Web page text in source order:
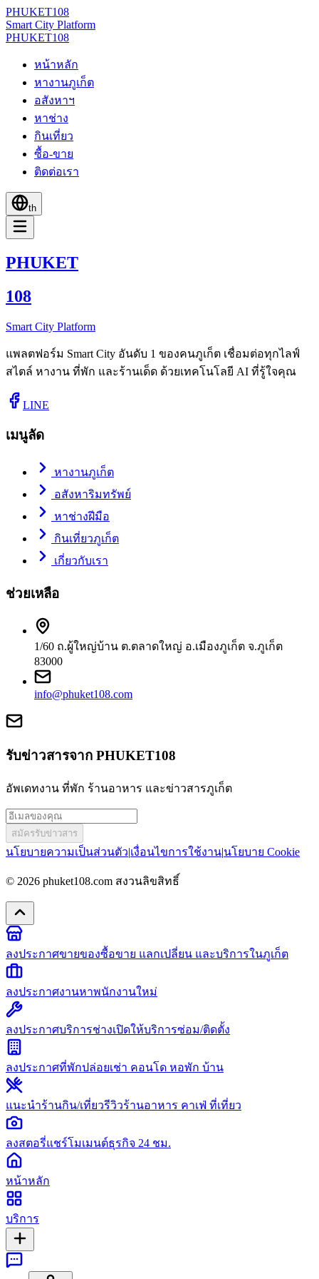
PHUKET108
Smart City Platform
PHUKET108
หน้าหลัก
หางานภูเก็ต
อสังหาฯ
หาช่าง
กินเที่ยว
ซื้อ-ขาย
ติดต่อเรา
th
PHUKET
108
Smart City Platform
แพลตฟอร์ม Smart City อันดับ 1 ของคนภูเก็ต เชื่อมต่อทุกไลฟ์
สไตล์ หางาน ที่พัก และร้านเด็ด ด้วยเทคโนโลยี AI ที่รู้ใจคุณ
LINE
เมนูลัด
หางานภูเก็ต
อสังหาริมทรัพย์
หาช่างฝีมือ
กินเที่ยวภูเก็ต
เกี่ยวกับเรา
ช่วยเหลือ
1/60 ถ.ผู้ใหญ่บ้าน ต.ตลาดใหญ่ อ.เมืองภูเก็ต จ.ภูเก็ต
83000
info@phuket108.com
รับข่าวสารจาก PHUKET108
อัพเดทงาน ที่พัก ร้านอาหาร และข่าวสารภูเก็ต
สมัครรับข่าวสาร
นโยบายความเป็นส่วนตัว|เงื่อนไขการใช้งาน|นโยบาย Cookie
© 2026 phuket108.com สงวนลิขสิทธิ์
ลงประกาศขายของซื้อขาย แลกเปลี่ยน และบริการในภูเก็ต
ลงประกาศงานหาพนักงานใหม่
ลงประกาศบริการช่างเปิดให้บริการซ่อม/ติดตั้ง
ลงประกาศที่พักปล่อยเช่า คอนโด หอพัก บ้าน
แนะนำร้านกิน/เที่ยวรีวิวร้านอาหาร คาเฟ่ ที่เที่ยว
ลงสตอรี่แชร์โมเมนต์ธุรกิจ 24 ชม.
หน้าหลัก
บริการ